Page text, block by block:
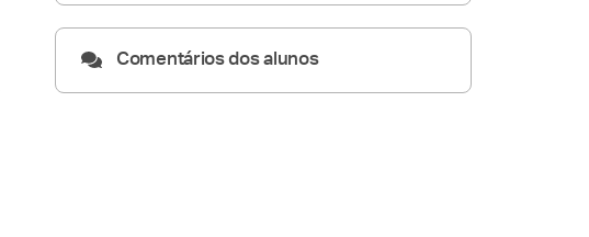
Comentários dos alunos